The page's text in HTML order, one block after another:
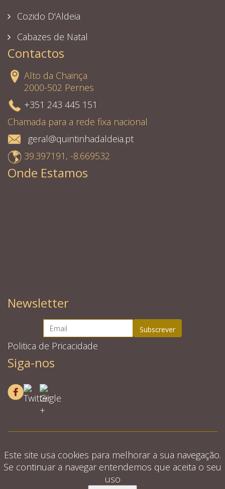
Cozido D'Aldeia
Cabazes de Natal
Contactos
Alto da Chainça
2000-502 Pernes
+351 243 445 151
Chamada para a rede fixa nacional
geral@quintinhadaldeia.pt
39.397191, -8.669532
Onde Estamos
Newsletter
Politica de Pricacidade
Siga-nos
Este site usa cookies para melhorar a sua navegação.
Se continuar a navegar entendemos que aceita o seu
uso